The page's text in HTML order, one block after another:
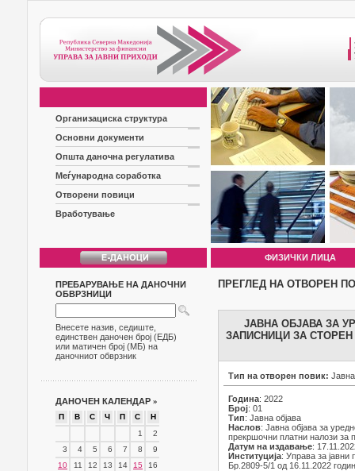
Организациска структура
Основни документи
Општа даночна регулатива
Меѓународна соработка
Отворени повици
Вработување
ФИЗИЧКИ ЛИЦА
ПРЕБАРУВАЊЕ НА ДАНОЧНИ
ОБВРЗНИЦИ
Внесете назив, седиште,
единствен даночен број (ЕДБ)
или матичен број (МБ) на
даночниот обврзник
ДАНОЧЕН КАЛЕНДАР »
П В С Ч П С
Н
1
2
3
4 5 6 7 8
9
10
11 12 13 14 15
16
ПРЕГЛЕД НА ОТВОРЕН
ЈАВНА ОБЈАВА ЗА
ЗАПИСНИЦИ ЗА
Тип на отворен повик:
Година: 2022
Број: 01
Тип: Јавна објава
Наслов: Јавна објава за
прекршочни платни налози за
Датум на издавање:
Институција: Управа за јавни
Бр.2809-5/1 од 16.11.2022